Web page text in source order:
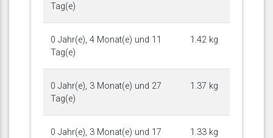
Tag(e)
0 Jahr(e), 4 Monat(e) und 11
Tag(e)
1.42 kg
0 Jahr(e), 3 Monat(e) und 27
Tag(e)
1.37 kg
0 Jahr(e), 3 Monat(e) und 17
1.33 kg